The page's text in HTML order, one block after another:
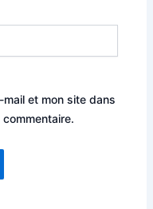
mail et mon site dans